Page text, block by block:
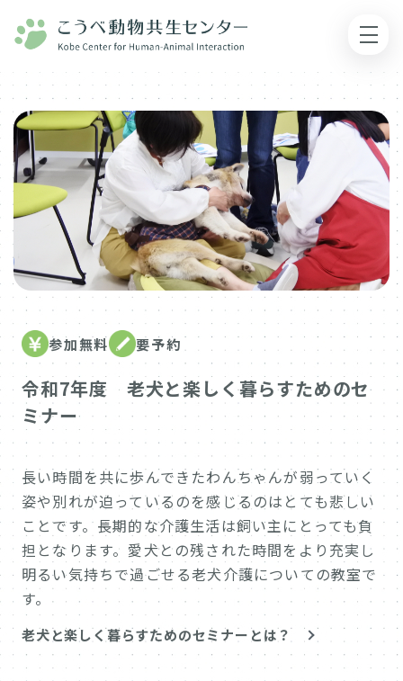
参加無料 要予約
令和7年度 老犬と楽しく暮らすためのセ
ミナー
長い時間を共に歩んできたわんちゃんが弱っていく
姿や別れが迫っているのを感じるのはとても悲しい
ことです。長期的な介護生活は飼い主にとっても負
担となります。愛犬との残された時間をより充実し
明るい気持ちで過ごせる老犬介護についての教室で
す。
老犬と楽しく暮らすためのセミナーとは？